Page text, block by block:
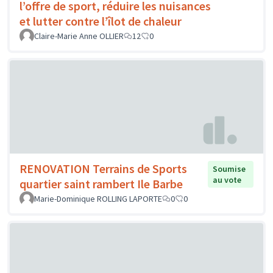
l’offre de sport, réduire les nuisances
et lutter contre l’îlot de chaleur
Claire-Marie Anne OLLIER 12 0
RENOVATION Terrains de Sports
quartier saint rambert Ile Barbe
Soumise
au vote
Marie-Dominique ROLLING LAPORTE
0 0